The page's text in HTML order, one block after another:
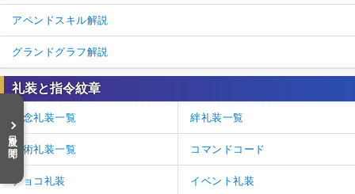
目次を開く
アペンドスキル解説
グランドグラフ解説
礼装と指令紋章
概念礼装一覧 絆礼装一覧
魔術礼装一覧 コマンドコード
チョコ礼装 イベント礼装